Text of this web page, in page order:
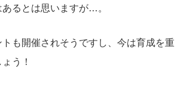
るとは思いますが…。
も開催されそうですし、今は育成を重
う！